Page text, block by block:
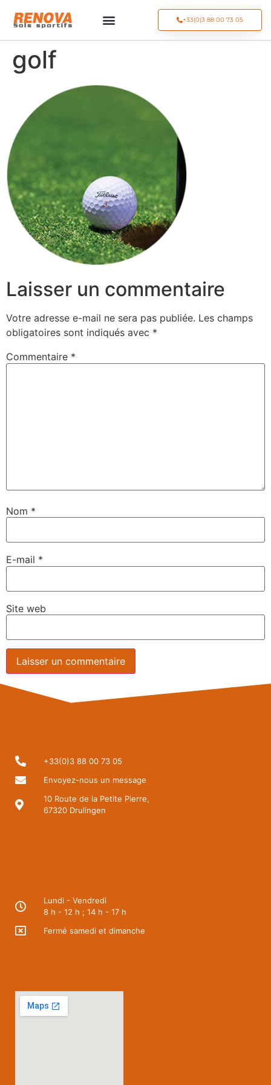
+33(0)3 88 00 73 05
golf
Laisser un commentaire
Votre adresse e-mail ne sera pas publiée. Les champs
obligatoires sont indiqués avec *
Commentaire *
Nom *
E-mail *
Site web
+33(0)3 88 00 73 05
Envoyez-nous un message
10 Route de la Petite Pierre,
67320 Drulingen
Lundi - Vendredi
8 h - 12 h ; 14 h - 17 h
Fermé samedi et dimanche